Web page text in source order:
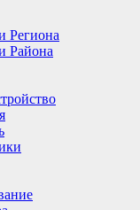
Региона
Района